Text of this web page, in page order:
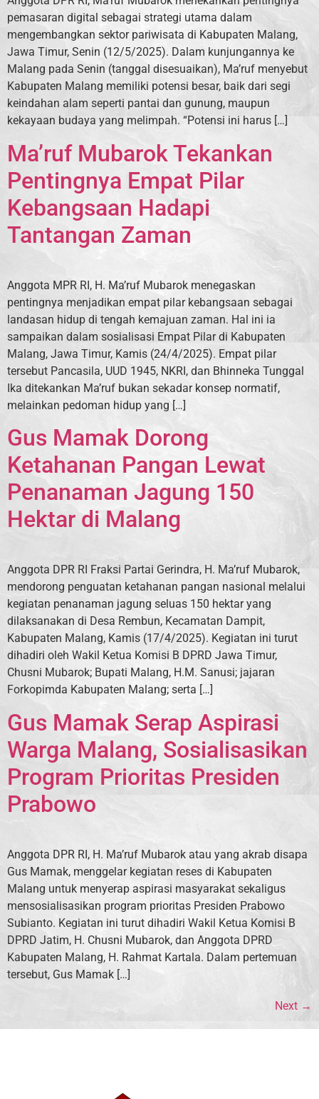
pemasaran digital sebagai strategi utama dalam
mengembangkan sektor pariwisata di Kabupaten Malang,
Jawa Timur, Senin (12/5/2025). Dalam kunjungannya ke
Malang pada Senin (tanggal disesuaikan), Ma’ruf menyebut
Kabupaten Malang memiliki potensi besar, baik dari segi
keindahan alam seperti pantai dan gunung, maupun
kekayaan budaya yang melimpah. “Potensi ini harus […]
Ma’ruf Mubarok Tekankan
Pentingnya Empat Pilar
Kebangsaan Hadapi
Tantangan Zaman
Anggota MPR RI, H. Ma’ruf Mubarok menegaskan
pentingnya menjadikan empat pilar kebangsaan sebagai
landasan hidup di tengah kemajuan zaman. Hal ini ia
sampaikan dalam sosialisasi Empat Pilar di Kabupaten
Malang, Jawa Timur, Kamis (24/4/2025). Empat pilar
tersebut Pancasila, UUD 1945, NKRI, dan Bhinneka Tunggal
Ika ditekankan Ma’ruf bukan sekadar konsep normatif,
melainkan pedoman hidup yang […]
Gus Mamak Dorong
Ketahanan Pangan Lewat
Penanaman Jagung 150
Hektar di Malang
Anggota DPR RI Fraksi Partai Gerindra, H. Ma’ruf Mubarok,
mendorong penguatan ketahanan pangan nasional melalui
kegiatan penanaman jagung seluas 150 hektar yang
dilaksanakan di Desa Rembun, Kecamatan Dampit,
Kabupaten Malang, Kamis (17/4/2025). Kegiatan ini turut
dihadiri oleh Wakil Ketua Komisi B DPRD Jawa Timur,
Chusni Mubarok; Bupati Malang, H.M. Sanusi; jajaran
Forkopimda Kabupaten Malang; serta […]
Gus Mamak Serap Aspirasi
Warga Malang, Sosialisasikan
Program Prioritas Presiden
Prabowo
Anggota DPR RI, H. Ma’ruf Mubarok atau yang akrab disapa
Gus Mamak, menggelar kegiatan reses di Kabupaten
Malang untuk menyerap aspirasi masyarakat sekaligus
mensosialisasikan program prioritas Presiden Prabowo
Subianto. Kegiatan ini turut dihadiri Wakil Ketua Komisi B
DPRD Jatim, H. Chusni Mubarok, dan Anggota DPRD
Kabupaten Malang, H. Rahmat Kartala. Dalam pertemuan
tersebut, Gus Mamak […]
Next →